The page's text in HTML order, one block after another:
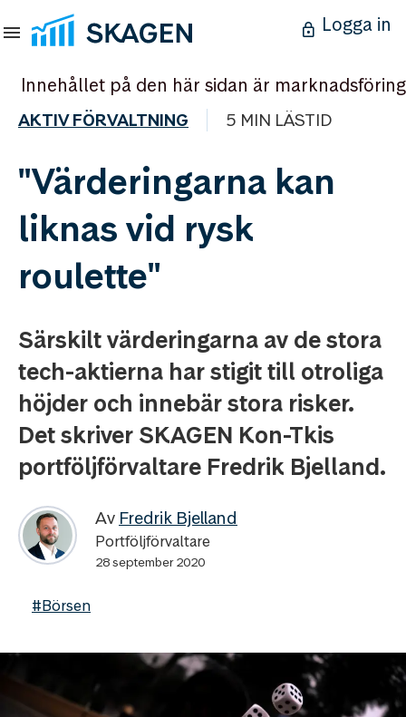
Logga in
Innehållet på den här sidan är marknadsföring
AKTIV FÖRVALTNING 5 MIN LÄSTID
"Värderingarna kan
liknas vid rysk
roulette"
Särskilt värderingarna av de stora
tech-aktierna har stigit till otroliga
höjder och innebär stora risker.
Det skriver SKAGEN Kon-Tkis
portföljförvaltare Fredrik Bjelland.
Av Fredrik Bjelland
Portföljförvaltare
28 september 2020
#Börsen